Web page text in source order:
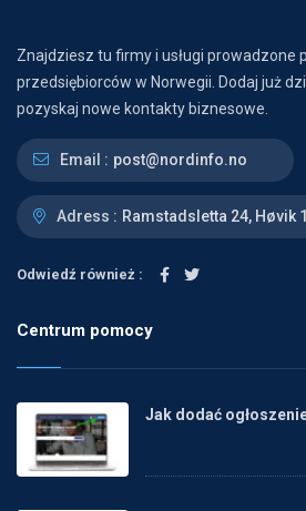
Znajdziesz tu firmy i usługi prowadzone
przedsiębiorców w Norwegii. Dodaj już
pozyskaj nowe kontakty biznesowe.
Email : post@nordinfo.no
Adress : Ramstadsletta 24, Høvik
Odwiedź również :
Centrum pomocy
Jak dodać